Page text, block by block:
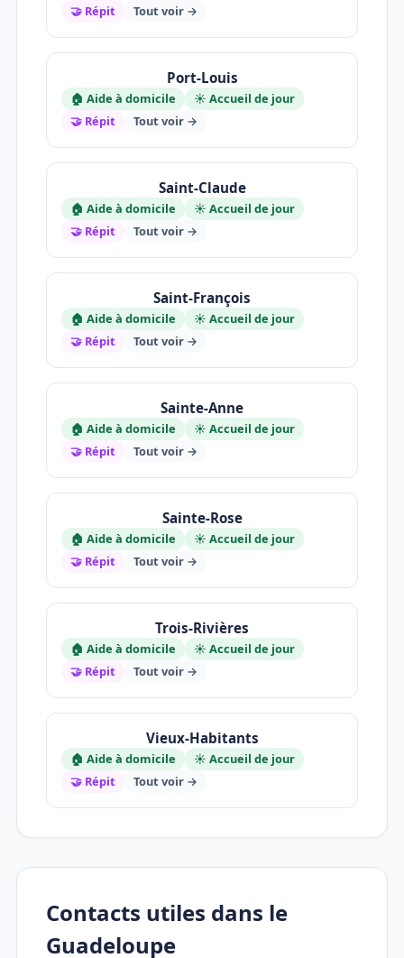
🤝 Répit
Tout voir →
Port-Louis
🏠 Aide à domicile
☀️ Accueil de jour
🤝 Répit
Tout voir →
Saint-Claude
🏠 Aide à domicile
☀️ Accueil de jour
🤝 Répit
Tout voir →
Saint-François
🏠 Aide à domicile
☀️ Accueil de jour
🤝 Répit
Tout voir →
Sainte-Anne
🏠 Aide à domicile
☀️ Accueil de jour
🤝 Répit
Tout voir →
Sainte-Rose
🏠 Aide à domicile
☀️ Accueil de jour
🤝 Répit
Tout voir →
Trois-Rivières
🏠 Aide à domicile
☀️ Accueil de jour
🤝 Répit
Tout voir →
Vieux-Habitants
🏠 Aide à domicile
☀️ Accueil de jour
🤝 Répit
Tout voir →
Contacts utiles dans le
Guadeloupe